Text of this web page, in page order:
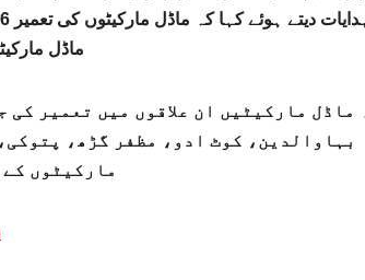
ماڈل
ماڈل مارکیٹیں ان علاقوں میں تعمیر
بہاوالدین، کوٹ ادو، مظفر گڑھ،
مارکیٹوں